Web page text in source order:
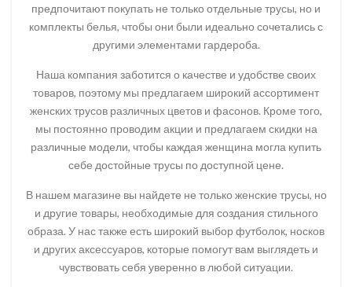
предпочитают покупать не только отдельные трусы, но и
комплекты белья, чтобы они были идеально сочетались с
другими элементами гардероба.
Наша компания заботится о качестве и удобстве своих
товаров, поэтому мы предлагаем широкий ассортимент
женских трусов различных цветов и фасонов. Кроме того,
мы постоянно проводим акции и предлагаем скидки на
различные модели, чтобы каждая женщина могла купить
себе достойные трусы по доступной цене.
В нашем магазине вы найдете не только женские трусы, но
и другие товары, необходимые для создания стильного
образа. У нас также есть широкий выбор футболок, носков
и других аксессуаров, которые помогут вам выглядеть и
чувствовать себя уверенно в любой ситуации.